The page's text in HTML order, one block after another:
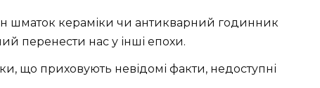
шматок кераміки чи антикварний годинник
перенести нас у інші епохи.
що приховують невідомі факти, недоступні